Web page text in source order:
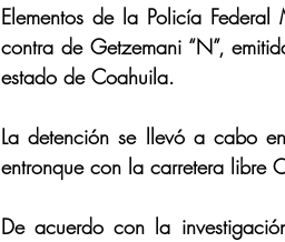
Elementos de la Policía Federal
contra de Getzemani “N”,
estado de Coahuila.
La detención se llevó a cabo
entronque con la carretera libre
De acuerdo con la